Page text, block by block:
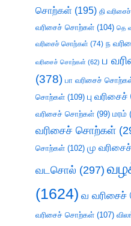
சொற்கள் (195) தி
வரிசைச் சொற்கள் (104) தெ
வரிசைச் சொற்கள் (74) ந
வரிசைச் சொற்கள் (62) ப
(378) பா வரிசைச்
சொற்கள் (109) பு
வரிசைச் சொற்கள் (99) மரம்
வரிசைச் சொற்கள்
சொற்கள் (102) மு
வடசொல் (297)
(1624) வ
வரிசைச் சொற்கள் (107)